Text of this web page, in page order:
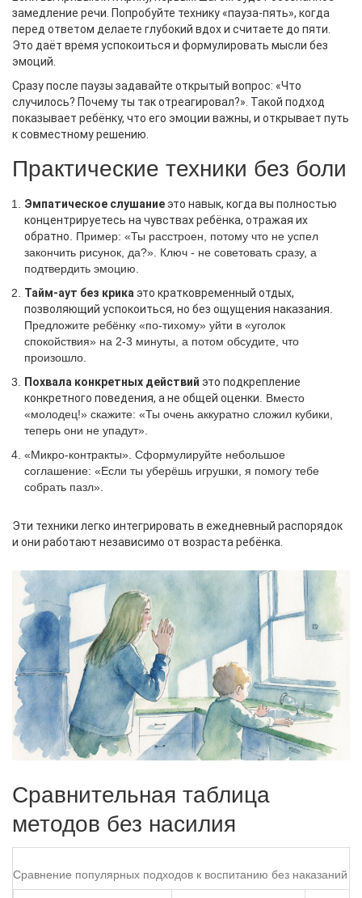
замедление речи. Попробуйте технику «пауза‑пять», когда
перед ответом делаете глубокий вдох и считаете до пяти.
Это даёт время успокоиться и формулировать мысли без
эмоций.
Сразу после паузы задавайте открытый вопрос: «Что
случилось? Почему ты так отреагировал?». Такой подход
показывает ребёнку, что его эмоции важны, и открывает путь
к совместному решению.
Практические техники без боли
Эмпатическое слушаниеэто навык, когда вы полностью
концентрируетесь на чувствах ребёнка, отражая их
обратно. Пример: «Ты расстроен, потому что не успел
закончить рисунок, да?». Ключ - не советовать сразу, а
подтвердить эмоцию.
Тайм‑аут без крикаэто кратковременный отдых,
позволяющий успокоиться, но без ощущения наказания.
Предложите ребёнку «по‑тихому» уйти в «уголок
спокойствия» на 2‑3 минуты, а потом обсудите, что
произошло.
Похвала конкретных действий это подкрепление
конкретного поведения, а не общей оценки. Вместо
«молодец!» скажите: «Ты очень аккуратно сложил кубики,
теперь они не упадут».
«Микро‑контракты». Сформулируйте небольшое
соглашение: «Если ты уберёшь игрушки, я помогу тебе
собрать пазл».
Эти техники легко интегрировать в ежедневный распорядок
и они работают независимо от возраста ребёнка.
Сравнительная таблица
методов без насилия
Сравнение популярных подходов к воспитанию без наказаний